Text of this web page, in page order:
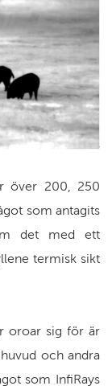
över 200, 250
som antagits
det med ett
termisk sikt
oroar sig för är
och andra
som InfiRays